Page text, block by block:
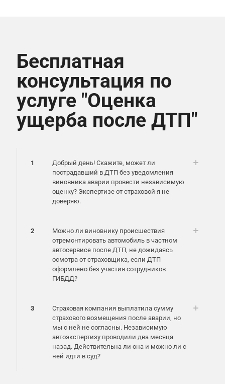
Бесплатная
консультация по
услуге "Оценка
ущерба после ДТП"
1
Добрый день! Скажите, может ли
пострадавший в ДТП без уведомления
виновника аварии провести независимую
оценку? Экспертизе от страховой я не
доверяю.
2
Можно ли виновнику происшествия
отремонтировать автомобиль в частном
автосервисе после ДТП, не дожидаясь
осмотра от страховщика, если ДТП
оформлено без участия сотрудников
ГИБДД?
3
Страховая компания выплатила сумму
страхового возмещения после аварии, но
мы с ней не согласны. Независимую
автоэкспертизу проводили два месяца
назад. Действительна ли она и можно ли с
ней идти в суд?